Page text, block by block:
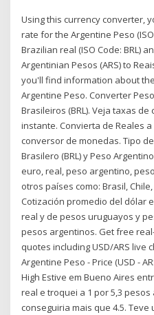
Using this currency converter,
rate for the Argentine Peso
Brazilian real (ISO Code: BRL)
Argentinian Pesos (ARS) to
you'll find information about
Argentine Peso. Converter
Brasileiros (BRL). Veja taxas
instante. Convierta de Reales
conversor de monedas. Tipo
Brasilero (BRL) y Peso
euro, real, peso argentino,
otros países como: Brasil,
Cotización promedio del dólar
real y de pesos uruguayos y
pesos argentinos. Get free
quotes including USD/ARS live
Argentine Peso - Price (USD -
High Estive em Bueno Aires
real e troquei a 1 por 5,3
conseguiria mais que 4.5.